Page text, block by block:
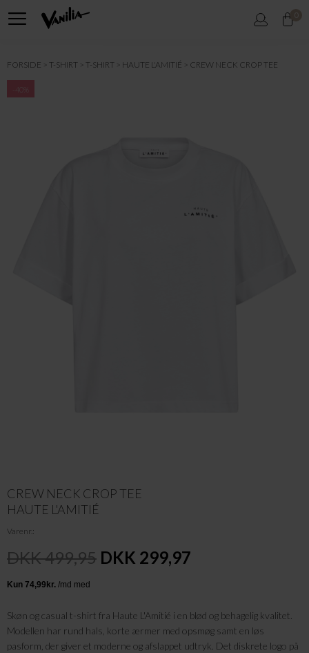
0
FORSIDE T-SHIRT T-SHIRT HAUTE L'AMITIÉ CREW NECK CROP TEE
-40%
CREW NECK CROP TEE
HAUTE L'AMITIÉ
Varenr.
DKK 499,95 DKK 299,97
Skøn og casual t-shirt fra Haute L'Amitié i en blød og behagelig kvalitet.
Modellen har rund hals, korte ærmer med opsmøg samt en løs
pasform, der giver et moderne og afslappet udtryk. Det diskrete logo på